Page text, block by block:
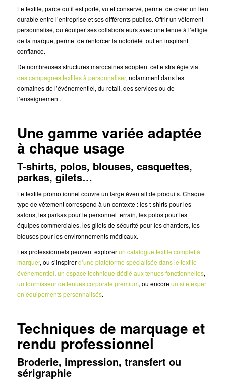
Le textile, parce qu’il est porté, vu et conservé, permet de créer un lien
durable entre l’entreprise et ses différents publics. Offrir un vêtement
personnalisé, ou équiper ses collaborateurs avec une tenue à l’effigie
de la marque, permet de renforcer la notoriété tout en inspirant
confiance.
De nombreuses structures marocaines adoptent cette stratégie via
des campagnes textiles à personnaliser, notamment dans les
domaines de l’événementiel, du retail, des services ou de
l’enseignement.
Une gamme variée adaptée
à chaque usage
T-shirts, polos, blouses, casquettes,
parkas, gilets…
Le textile promotionnel couvre un large éventail de produits. Chaque
type de vêtement correspond à un contexte : les t-shirts pour les
salons, les parkas pour le personnel terrain, les polos pour les
équipes commerciales, les gilets de sécurité pour les chantiers, les
blouses pour les environnements médicaux.
Les professionnels peuvent explorerun catalogue textile complet à
marquer, ou s’inspirerd’une plateforme spécialisée dans le textile
événementiel, un espace technique dédié aux tenues fonctionnelles,
un fournisseur de tenues corporate premium, ou encoreun site expert
en équipements personnalisés.
Techniques de marquage et
rendu professionnel
Broderie, impression, transfert ou
sérigraphie